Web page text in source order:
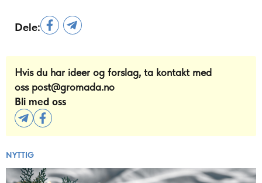
Dele:
Hvis du har ideer og forslag, ta kontakt med
oss post@gromada.no
Bli med oss
NYTTIG